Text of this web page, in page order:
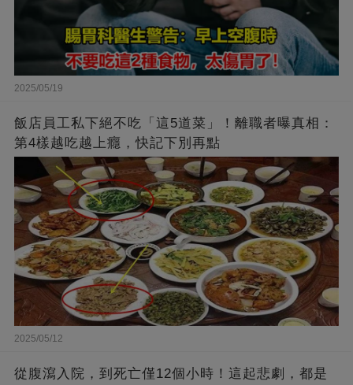
2025/05/19
飯店員工私下絕不吃「這5道菜」！離職者曝真相：
第4樣越吃越上癮，快記下別再點
2025/05/12
從腹瀉入院，到死亡僅12個小時！這起悲劇，都是